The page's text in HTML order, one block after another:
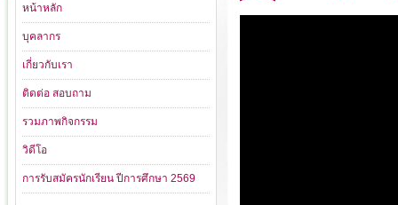
หน้าหลัก
บุคลากร
เกี่ยวกับเรา
ติดต่อ สอบถาม
รวมภาพกิจกรรม
วิดีโอ
การรับสมัครนักเรียน ปีการศึกษา 2569